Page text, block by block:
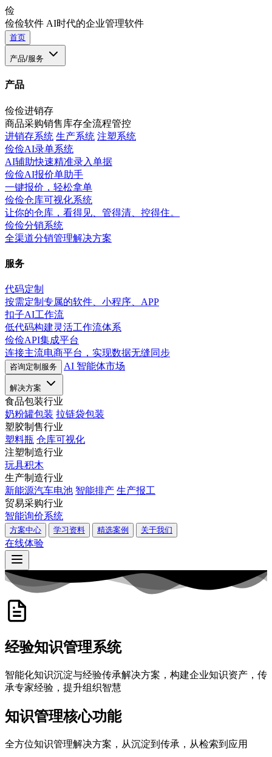
俭
俭俭软件 AI时代的企业管理软件
首页
产品/服务
产品
俭俭进销存
商品采购销售库存全流程管控
进销存系统 生产系统 注塑系统
俭俭AI录单系统
AI辅助快速精准录入单据
俭俭AI报价单助手
一键报价，轻松拿单
俭俭仓库可视化系统
让你的仓库，看得见、管得清、控得住。
俭俭分销系统
全渠道分销管理解决方案
服务
代码定制
按需定制专属的软件、小程序、APP
扣子AI工作流
低代码构建灵活工作流体系
俭俭API集成平台
连接主流电商平台，实现数据无缝同步
咨询定制服务 AI 智能体市场
解决方案
食品包装行业
奶粉罐包装 拉链袋包装
塑胶制售行业
塑料瓶 仓库可视化
注塑制造行业
玩具积木
生产制造行业
新能源汽车电池 智能排产 生产报工
贸易采购行业
智能询价系统
方案中心 学习资料 精选案例 关于我们
在线体验
经验知识管理系统
智能化知识沉淀与经验传承解决方案，构建企业知识资产，传
承专家经验，提升组织智慧
知识管理核心功能
全方位知识管理解决方案，从沉淀到传承，从检索到应用